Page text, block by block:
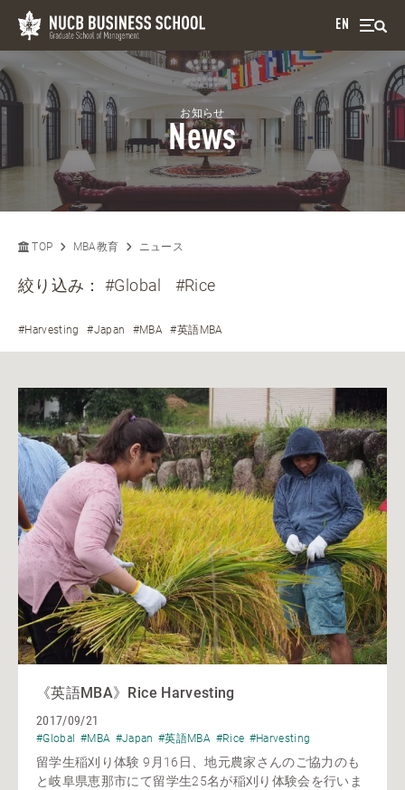
EN
お知らせ
News
TOP MBA教育 ニュース
絞り込み：#Global #Rice
#Harvesting #Japan #MBA #英語MBA
《英語MBA》Rice Harvesting
2017/09/21
#Global #MBA #Japan #英語MBA #Rice #Harvesting
留学生稲刈り体験 9月16日、地元農家さんのご協力のも
と岐阜県恵那市にて留学生25名が稲刈り体験会を行いま